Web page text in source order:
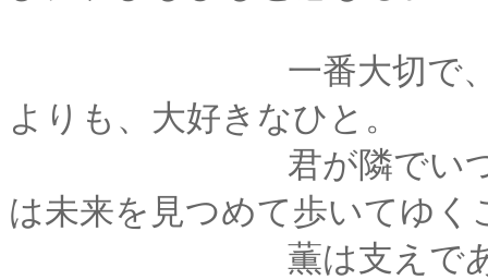
一番大切で、誰より
よりも、大好きなひと。
君が隣でいつも笑顔
は未来を見つめて歩いてゆく
薫は支えであり